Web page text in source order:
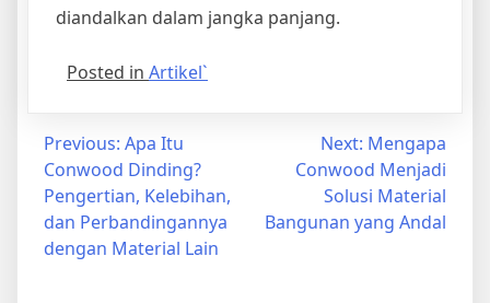
diandalkan dalam jangka panjang.
Posted in Artikel`
Post
navigation
Previous: Apa Itu
Conwood Dinding?
Pengertian, Kelebihan,
dan Perbandingannya
dengan Material Lain
Next: Mengapa
Conwood Menjadi
Solusi Material
Bangunan yang Andal